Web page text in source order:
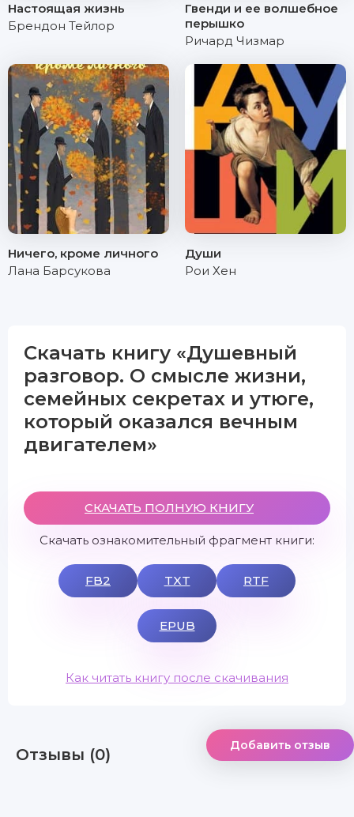
Настоящая жизнь
Брендон Тейлор
Гвенди и ее волшебное
перышко
Ричард Чизмар
Ничего, кроме личного
Лана Барсукова
Души
Рои Хен
Скачать книгу «Душевный
разговор. О смысле жизни,
семейных секретах и утюге,
который оказался вечным
двигателем»
СКАЧАТЬ ПОЛНУЮ КНИГУ
Скачать ознакомительный фрагмент книги:
FB2 TXT RTF
EPUB
Как читать книгу после скачивания
Отзывы (0) Добавить отзыв